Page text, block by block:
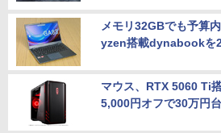
メモリ32GBでも予算
yzen搭載dynabookを
マウス、RTX 5060 Ti
5,000円オフで30万円台